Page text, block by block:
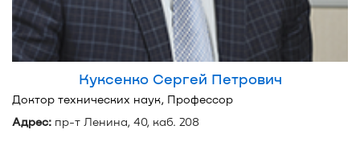
Куксенко Сергей Петрович
Доктор технических наук, Профессор
Адрес: пр-т Ленина, 40, каб. 208